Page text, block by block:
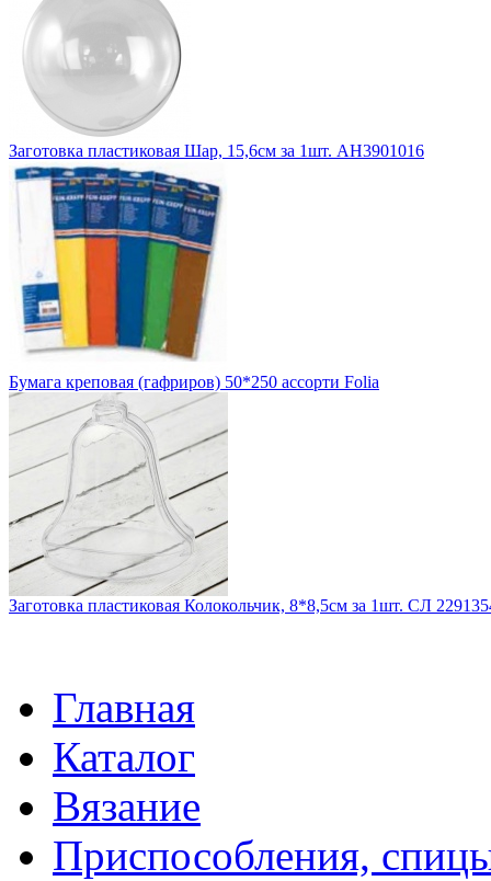
Заготовка пластиковая Шар, 15,6см за 1шт. АН3901016
Бумага креповая (гафриров) 50*250 ассорти Folia
Заготовка пластиковая Колокольчик, 8*8,5см за 1шт. СЛ
Главная
Каталог
Вязание
Приспособления,